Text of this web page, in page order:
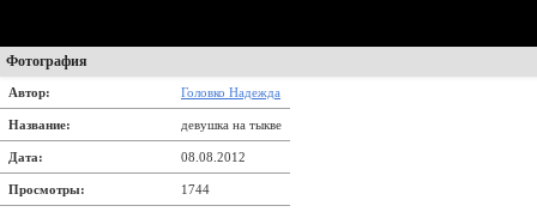
Фотография
Автор: Головко Надежда
Название: девушка на тыкве
Дата: 08.08.2012
Просмотры: 1744